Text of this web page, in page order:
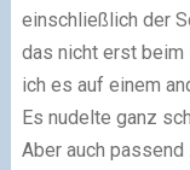
einschließlich der
das nicht erst beim
ich es auf einem
Es nudelte ganz
Aber auch